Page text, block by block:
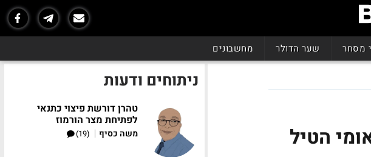
מסחר שער הדולר מחשבונים
הטיל
ניתוחים ודעות
טהרן דורשת פיצוי כתנאי
לפתיחת מצר הורמוז
משה כסיף |
(19)